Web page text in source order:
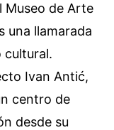
Museo de Arte
una llamarada
cultural.
Ivan Antić,
centro de
desde su